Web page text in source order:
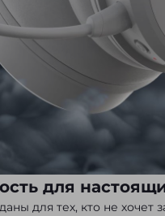
для
для тех, кто не хочет